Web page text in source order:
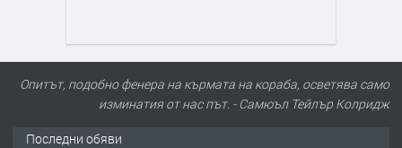
Опитът, подобно фенера на кърмата на кораба, осветява само
изминатия от нас път. - Самюъл Тейлър Колридж
Последни обяви